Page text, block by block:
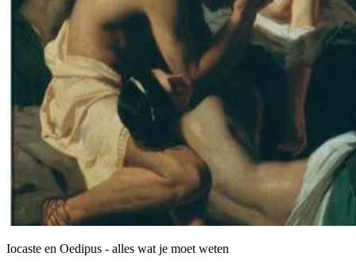
Iocaste en Oedipus - alles wat je moet weten